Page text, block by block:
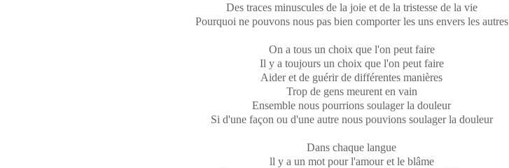
Des traces minuscules de la joie et de la tristesse de la vie
Pourquoi ne pouvons nous pas bien comporter les uns envers les autres
On a tous un choix que l'on peut faire
Il y a toujours un choix que l'on peut faire
Aider et de guérir de différentes manières
Trop de gens meurent en vain
Ensemble nous pourrions soulager la douleur
Si d'une façon ou d'une autre nous pouvions soulager la douleur
Dans chaque langue
ll y a un mot pour l'amour et le blâme